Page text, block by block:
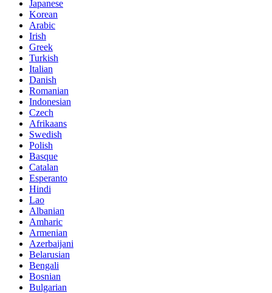
Japanese
Korean
Arabic
Irish
Greek
Turkish
Italian
Danish
Romanian
Indonesian
Czech
Afrikaans
Swedish
Polish
Basque
Catalan
Esperanto
Hindi
Lao
Albanian
Amharic
Armenian
Azerbaijani
Belarusian
Bengali
Bosnian
Bulgarian